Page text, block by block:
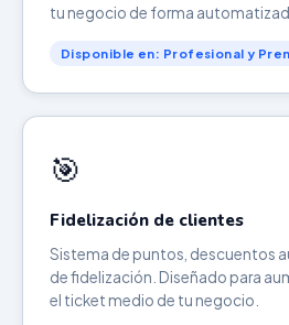
tu negocio de forma
Disponible en: Profesional y
🎯
Fidelización de clientes
Sistema de puntos, descuentos
de fidelización. Diseñado para
el ticket medio de tu negocio.